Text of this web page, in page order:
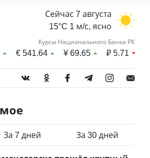
Сейчас 7 августа
15°C 1 м/с, ясно
Курсы Национального Банка РК
€541.64 ¥69.65 ₽5.71
За 7 дней За 30 дней